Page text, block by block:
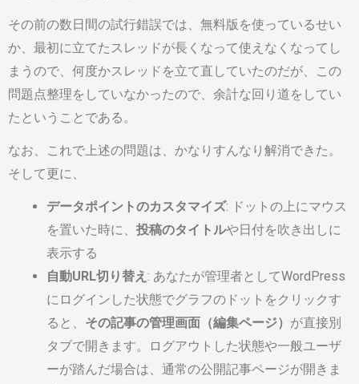
その前の数日間の試行錯誤では、無料版を使っているせい
か、最初に立てたスレッドが長くなって使えなくなってし
まうので、何度かスレッドを立て直していたのだが、この
問題点整理をしていなかったので、余計な回り道をしてい
たということである。
なお、これで上述の問題は、かなりすんなり解消できた。
そして更に、
データポイントのカスタマイズ: ドットの上にマウス
を置いた時に、 投稿のタイトルや日付を吹き出しに
表示する
自動URL切り替え : あなたが管理者としてWordPress
にログインした状態でグラフのドットをクリックす
ると、 その記事の管理画面（編集ページ） が直接別
タブで開きます。ログアウトした状態や一般ユーザ
ーが踏んだ場合は、通常の公開記事ページが開きま